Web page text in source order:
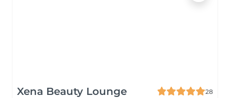
Xena Beauty Lounge
28